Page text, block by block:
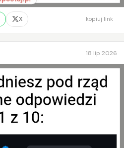
X kopiuj link
18 lip 2026